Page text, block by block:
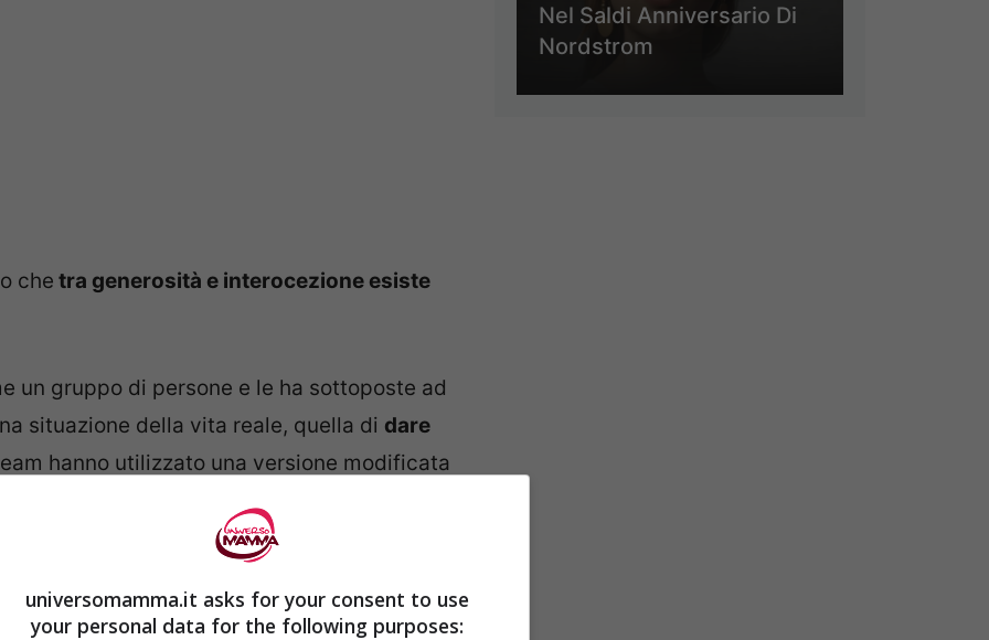
che tra generosità e interocezione esiste
un gruppo di persone e le ha sottoposte ad
situazione della vita reale, quella di dare
hanno utilizzato una versione modificata
caso i
partecipanti al gioco dovevano
diverse quantità di somme di denaro agli
Nel Saldi Anniversario Di
Nordstrom
universomamma.it asks for your consent to use
your personal data for the following purposes: